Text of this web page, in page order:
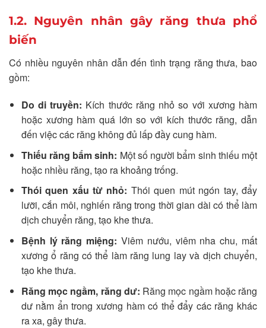
1.2. Nguyên nhân gây răng thưa phổ
biến
Có nhiều nguyên nhân dẫn đến tình trạng răng thưa, bao
gồm:
Do di truyền: Kích thước răng nhỏ so với xương hàm
hoặc xương hàm quá lớn so với kích thước răng, dẫn
đến việc các răng không đủ lấp đầy cung hàm.
Thiếu răng bẩm sinh: Một số người bẩm sinh thiếu một
hoặc nhiều răng, tạo ra khoảng trống.
Thói quen xấu từ nhỏ: Thói quen mút ngón tay, đẩy
lưỡi, cắn môi, nghiến răng trong thời gian dài có thể làm
dịch chuyển răng, tạo khe thưa.
Bệnh lý răng miệng: Viêm nướu, viêm nha chu, mất
xương ổ răng có thể làm răng lung lay và dịch chuyển,
tạo khe thưa.
Răng mọc ngầm, răng dư: Răng mọc ngầm hoặc răng
dư nằm ẩn trong xương hàm có thể đẩy các răng khác
ra xa, gây thưa.